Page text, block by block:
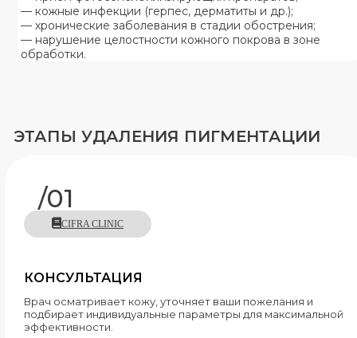
— кожные инфекции (герпес, дерматиты и др.);
— хронические заболевания в стадии обострения;
— нарушение целостности кожного покрова в зоне
обработки.
ЭТАПЫ УДАЛЕНИЯ ПИГМЕНТАЦИИ
/01
CIFRA CLINIC
КОНСУЛЬТАЦИЯ
Врач осматривает кожу, уточняет ваши пожелания и
подбирает индивидуальные параметры для максимальной
эффективности.